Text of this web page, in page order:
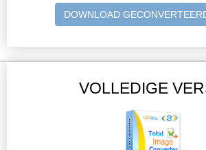
DOWNLOAD
VOLLEDIGE